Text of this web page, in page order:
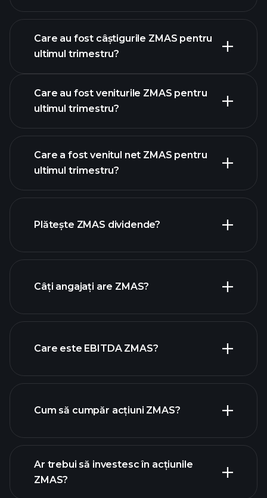
Care au fost câștigurile ZMAS pentru
ultimul trimestru?
câștigurile
Care au fost veniturile ZMAS pentru
ultimul trimestru?
rapoartele financiare ZMAS
Care a fost venitul net ZMAS pentru
ultimul trimestru?
rapoartele financiare
Plătește ZMAS dividende?
acțiuni cu dividende mari
Câți angajați are ZMAS?
Care este EBITDA ZMAS?
rapoartele financiare
Cum să cumpăr acțiuni ZMAS?
Ar trebui să investesc în acțiunile
ZMAS?